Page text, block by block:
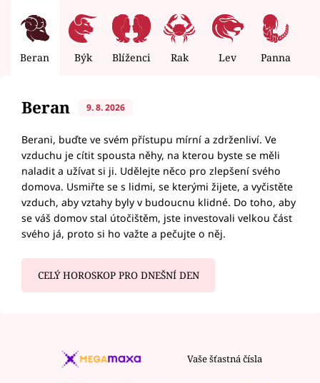
Beran Býk Blíženci Rak Lev Panna
Beran 9. 8. 2026
Berani, buďte ve svém přístupu mírní a zdrženliví. Ve
vzduchu je cítit spousta něhy, na kterou byste se měli
naladit a užívat si ji. Udělejte něco pro zlepšení svého
domova. Usmiřte se s lidmi, se kterými žijete, a vyčistěte
vzduch, aby vztahy byly v budoucnu klidné. Do toho, aby
se váš domov stal útočištěm, jste investovali velkou část
svého já, proto si ho važte a pečujte o něj.
CELÝ HOROSKOP PRO DNEŠNÍ DEN
Vaše šťastná čísla